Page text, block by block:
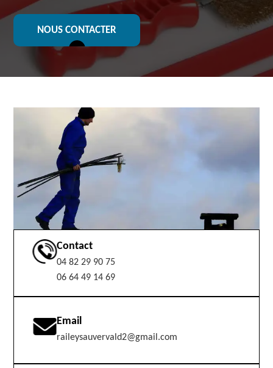
NOUS CONTACTER
Contact
04 82 29 90 75
06 64 49 14 69
Email
raileysauvervald2@gmail.com